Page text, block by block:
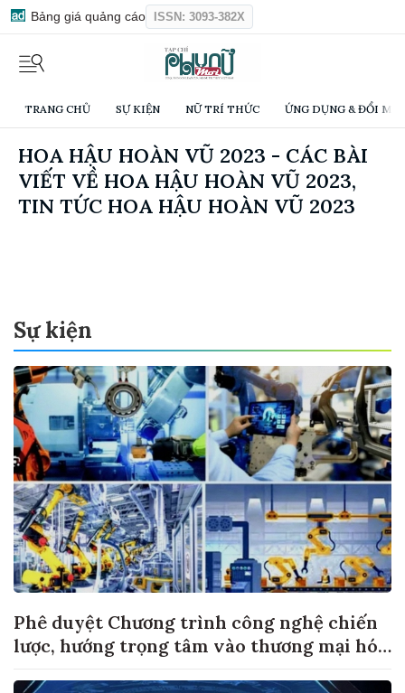
Bảng giá quảng cáo ISSN: 3093-382X
TRANG CHỦ SỰ KIỆN NỮ TRÍ THỨC ỨNG DỤNG & ĐỔI
HOA HẬU HOÀN VŨ 2023 - CÁC BÀI
VIẾT VỀ HOA HẬU HOÀN VŨ 2023,
TIN TỨC HOA HẬU HOÀN VŨ 2023
Sự kiện
Phê duyệt Chương trình công nghệ chiến
lược, hướng trọng tâm vào thương mại hóa